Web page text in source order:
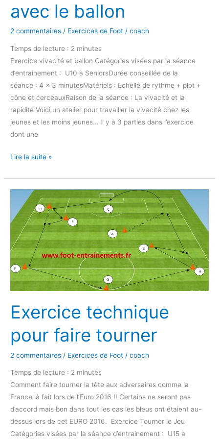
avec le ballon
2 commentaires / Exercices de Foot /coach
Temps de lecture : 2 minutes
Exercice vivacité et ballon Catégories visées par la séance
d’entrainement : U10 à SeniorsDurée conseillée de la
séance : 4 x 3 minutesMatériels : Echelle de rythme + plot +
cône et cerceauxRaison de la séance : La vivacité et la
rapidité Voici un atelier pour travailler la vivacité chez les
jeunes et les moins jeunes… Il y à 3 parties dans l’exercice
dont une
Lire la suite »
Exercice technique
pour faire tourner
2 commentaires / Exercices de Foot /coach
Temps de lecture : 2 minutes
Comment faire tourner la tête aux adversaires comme la
France là fait lors de l’Euro 2016 !! Certains ne seront pas
d’accord mais bon dans tout les cas les bleus ont étaient au-
dessus lors de cet EURO 2016. Exercice Tourner le Jeu
Catégories visées par la séance d’entrainement : U15 à
Exercice
technique
pour
faire
tourner